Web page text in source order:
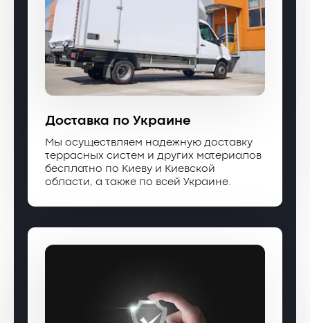
Доставка по Украине
Мы осуществляем надежную доставку
террасных систем и других материалов
бесплатно по Киеву и Киевской
области, а также по всей Украине.